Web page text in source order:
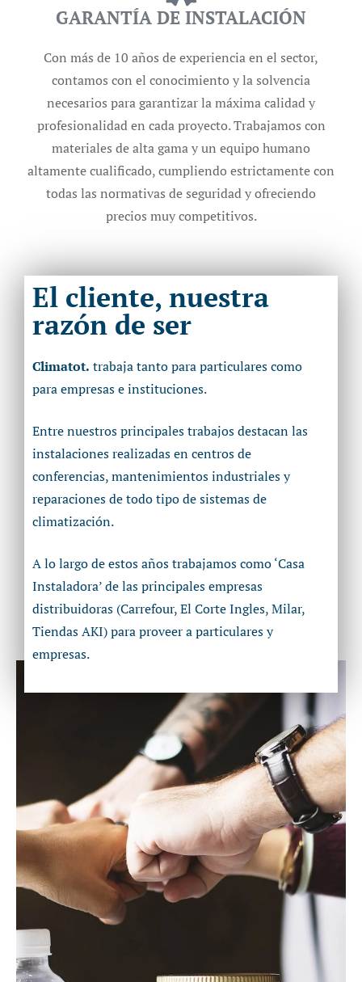
GARANTÍA DE INSTALACIÓN
Con más de 10 años de experiencia en el sector,
contamos con el conocimiento y la solvencia
necesarios para garantizar la máxima calidad y
profesionalidad en cada proyecto. Trabajamos con
materiales de alta gama y un equipo humano
altamente cualificado, cumpliendo estrictamente con
todas las normativas de seguridad y ofreciendo
precios muy competitivos.
El cliente, nuestra
razón de ser
Climatot. trabaja tanto para particulares como
para empresas e instituciones.
Entre nuestros principales trabajos destacan las
instalaciones realizadas en centros de
conferencias, mantenimientos industriales y
reparaciones de todo tipo de sistemas de
climatización.
A lo largo de estos años trabajamos como ‘Casa
Instaladora’ de las principales empresas
distribuidoras (Carrefour, El Corte Ingles, Milar,
Tiendas AKI) para proveer a particulares y
empresas.